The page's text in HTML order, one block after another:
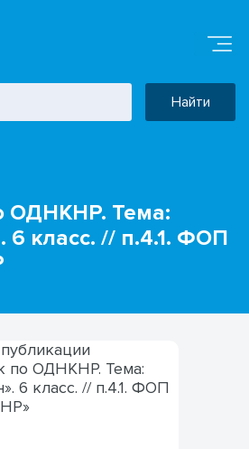
Найти
ОДНКНР. Тема:
6 класс. // п.4.1. ФОП